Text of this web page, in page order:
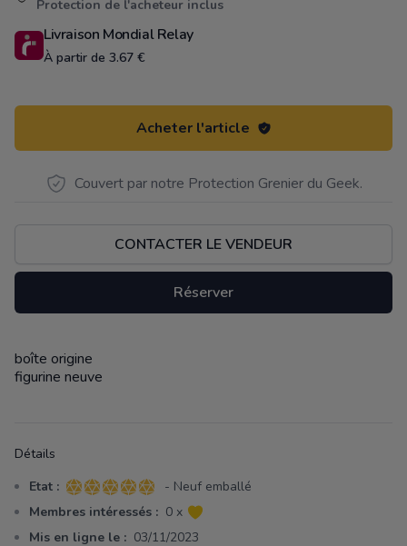
Protection de l'acheteur inclus
Livraison Mondial Relay
À partir de 3.67 €
Acheter l'article
Couvert par notre Protection Grenier du Geek.
CONTACTER LE VENDEUR
Réserver
Description
boîte origine
figurine neuve
Détails
Etat : 5 sur 5 étoiles
- Neuf emballé
Membres intéressés : 0 x
Mis en ligne le : 03/11/2023